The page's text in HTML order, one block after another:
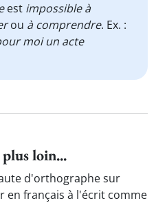
est impossible à
ou à comprendre. Ex. :
moi un acte
loin...
d'orthographe sur
en français à l'écrit comme